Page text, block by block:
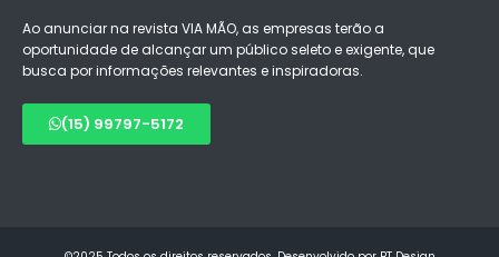
Ao anunciar na revista VIA MÃO, as empresas terão a
oportunidade de alcançar um público seleto e exigente, que
busca por informações relevantes e inspiradoras.
(15) 99797-5172